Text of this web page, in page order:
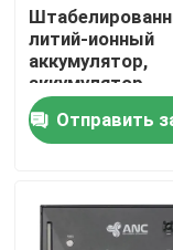
Новости
Все случаи
Жилые
литий-ионный
аккумулятор,
аккумулятор
солнечной
UL1973
Отправить